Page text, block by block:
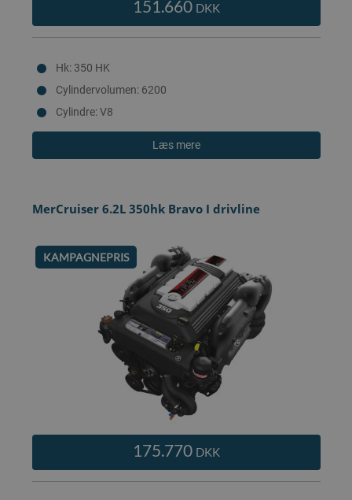
151.660 DKK
Hk: 350 HK
Cylindervolumen: 6200
Cylindre: V8
Læs mere
MerCruiser 6.2L 350hk Bravo I drivline
KAMPAGNEPRIS
175.770 DKK